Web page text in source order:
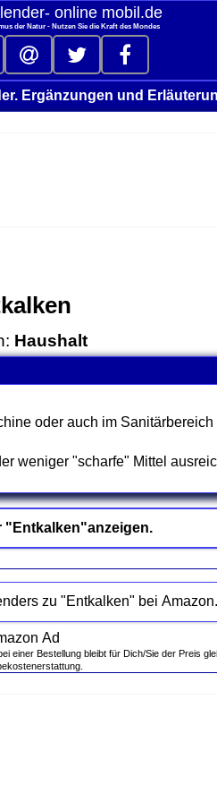
online mobil.de
der Natur - Nutzen Sie die Kraft des Mondes
Ergänzungen und
Haushalt
oder auch im
weniger "scharfe" Mittel
"Entkalken"anzeigen.
Empfehlungen des Mondkalenders zu "Entkalken" bei Amazon.
einer Bestellung bleibt für Dich/Sie der Preis